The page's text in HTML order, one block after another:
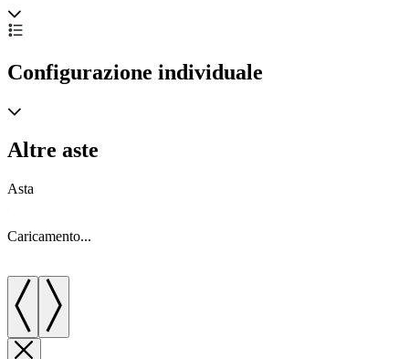
Configurazione individuale
Altre aste
Asta
Caricamento...